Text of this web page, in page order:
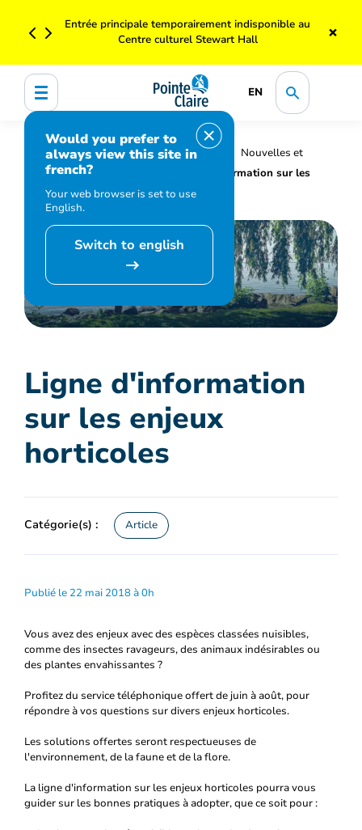
Entrée principale temporairement indisponible au
Centre culturel Stewart Hall
×
EN
Would you prefer to
always view this site in
french?
Your web browser is set to use
English.
Switch to english
Accueil Organisation municipale
Nouvelles et
médias
Actualités
Ligne d'information sur les
enjeux horticoles
Ligne d'information
sur les enjeux
horticoles
Catégorie(s) : Article
Publié le 22 mai 2018 à 0h
Vous avez des enjeux avec des espèces classées nuisibles,
comme des insectes ravageurs, des animaux indésirables ou
des plantes envahissantes ?
Profitez du service téléphonique offert de juin à août, pour
répondre à vos questions sur divers enjeux horticoles.
Les solutions offertes seront respectueuses de
l'environnement, de la faune et de la flore.
La ligne d'information sur les enjeux horticoles pourra vous
guider sur les bonnes pratiques à adopter, que ce soit pour :